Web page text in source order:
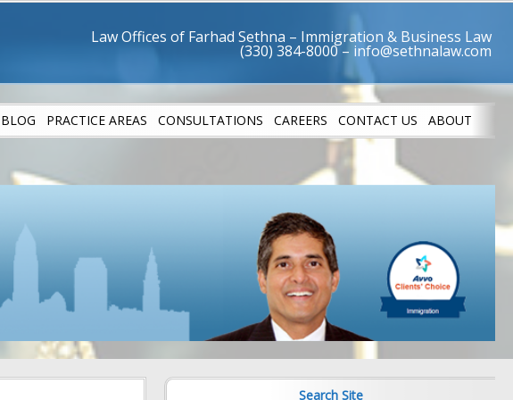
Law Offices of Farhad Sethna – Immigration & Business Law
BLOG
PRACTICE AREAS CONSULTATIONS CAREERS CONTACT US
ABOUT
Search Site